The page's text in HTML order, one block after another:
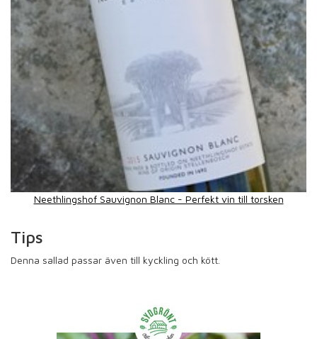
Neethlingshof Sauvignon Blanc - Perfekt vin till torsken
Tips
Denna sallad passar även till kyckling och kött.